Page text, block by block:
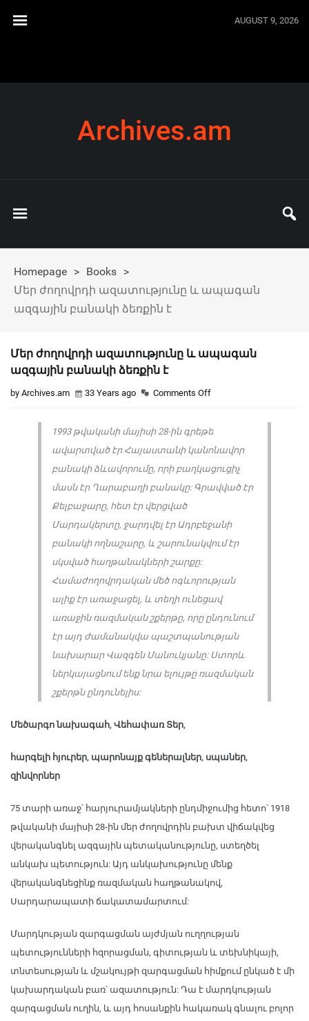
AUGUST 9, 2026
Archives.am
Homepage > Books >
Մեր ժողովրդի ազատությունը և ապագան
ազգային բանակի ձեռքին է
Մեր ժողովրդի ազատությունը և ապագան
ազգային բանակի ձեռքին է
by Archives.am 33 Years ago Comments Off
1993 թվականի մայիսի 28-ին գրեթե
ավարտված էր Հայաստանի կանոնավոր
բանակի ձևավորումը, որի բաղկացուցիչ
մասն էր Ղարաբաղի բանակը: Գրավված էր
Քելբաջարը, հետ էր վերցված
Մարդակերտը, ջարդվել էր Ադրբեջանի
բանակի ողնաշարը, և շարունակվում էր
սկսված հաղթանակների շարքը:
Համաժողովրդական մեծ ոգևորության
ալիք էր առաջացել, և տեղի ունեցավ
առաջին ռազմական շքերթը, որը ընդունում
էր այդ ժամանակվա պաշտպանության
նախարար Վազգեն Մանուկյանը: Ստորև
ներկայացնում ենք նրա ելույթը ռազմական
շքերթն ընդունելիս:
Մեծարգո նախագահ, Վեհափառ Տեր,
հարգելի հյուրեր, պարոնայք գեներալներ, սպաներ,
զինվորներ
75 տարի առաջ՝ հարյուրամյակների ընդմիջումից հետո՝ 1918
թվականի մայիսի 28-ին մեր ժողովրդին բախտ վիճակվեց
վերականգնել ազգային պետականությունը, ստեղծել
անկախ պետություն: Այդ անկախությունը մենք
վերականգնեցինք ռազմական հաղթանակով,
Սարդարապատի ճակատամարտում:
Մարդկության զարգացման այժմյան ուղղության
պետությունների հզորացման, գիտության և տեխնիկայի,
տնտեսության և մշակույթի զարգացման հիմքում ընկած է մի
կախարդական բառ՝ ազատություն: Դա է մարդկության
զարգացման ուղին, և այդ հոսանքին հակառակ գնալու բոլոր